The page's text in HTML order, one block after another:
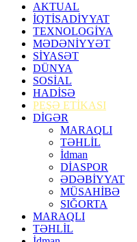
AKTUAL
İQTİSADİYYAT
TEXNOLOGİYA
MƏDƏNİYYƏT
SİYASƏT
DÜNYA
SOSİAL
HADİSƏ
PEŞƏ ETİKASI
DİGƏR
MARAQLI
TƏHLİL
İdman
DİASPOR
ƏDƏBİYYAT
MÜSAHİBƏ
SIĞORTA
MARAQLI
TƏHLİL